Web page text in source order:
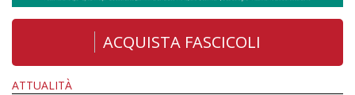
ACQUISTA FASCICOLI
ATTUALITÀ